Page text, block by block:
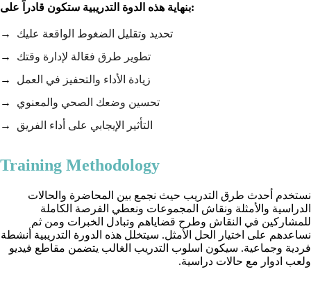
بنهاية هذه الدوة التدريبية ستكون قادراً على:
تحديد وتقليل الضغوط الواقعة عليك
تطوير طرق فعَالة لإدارة وقتك
زيادة الأداء والتحفيز في العمل
تحسين وضعك الصحي والمعنوي
التأثير الإيجابي على أداء الفريق
Training Methodology
نستخدم أحدث طرق التدريب حيث نجمع بين المحاضرة والحالات
الدراسية والأمثلة ونقاش المجموعات ونعطي الفرصة الكاملة
للمشاركين في النقاش وطرح قضاياهم وتبادل الخبرات ومن ثم
نساعدهم على اختيار الحل الأمثل. سيتخلل هذه الدورة التدريبية أنشطة
فردية وجماعية. سيكون اسلوب التدريب الغالب يتضمن مقاطع فيديو
ولعب ادوار مع حالات دراسية.